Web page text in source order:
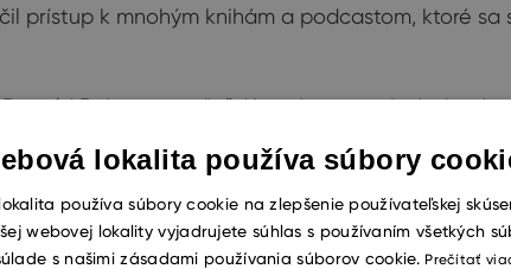
prístup k mnohým knihám a podcastom, ktoré
Robertson zdieľajú svoje poznatky
aj
komunitný aspekt
– existuje viac
stoicizmom.
lokalita používa súbory
používa súbory cookie na zlepšenie používateľskej
webovej lokality vyjadrujete súhlas s používaním všetkých
s našimi zásadami používania súborov cookie. Prečítať